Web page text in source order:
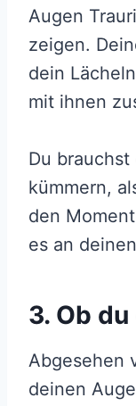
Augen
zeigen.
dein
mit ihnen
Du
kümmern,
den
es an
3. Ob
Abgesehen
deinen